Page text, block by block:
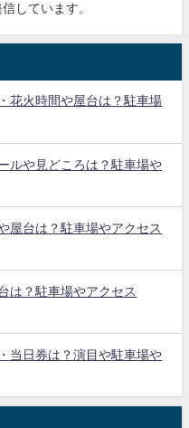
しています。
花火時間や屋台は？駐車場
ルや見どころは？駐車場や
屋台は？駐車場やアクセス
は？駐車場やアクセス
当日券は？演目や駐車場や